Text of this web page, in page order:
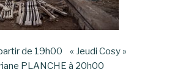
partir de 19h00 « Jeudi Cosy »
PLANCHE à 20h00